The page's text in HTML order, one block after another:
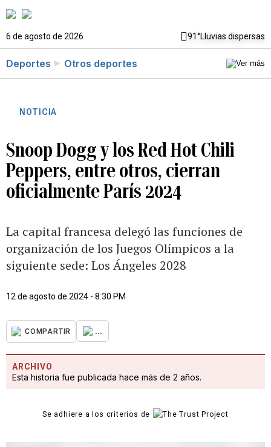
6 de agosto de 2026 91°Lluvias dispersas
Deportes Otros deportes
NOTICIA
Snoop Dogg y los Red Hot Chili
Peppers, entre otros, cierran
oficialmente París 2024
La capital francesa delegó las funciones de
organización de los Juegos Olímpicos a la
siguiente sede: Los Ángeles 2028
12 de agosto de 2024 - 8:30 PM
COMPARTIR ...
ARCHIVO
Esta historia fue publicada hace más de 2 años.
Se adhiere a los criterios de